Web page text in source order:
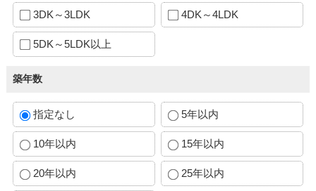
3DK～3LDK 4DK～4LDK
5DK～5LDK以上
築年数
指定なし 5年以内
10年以内 15年以内
20年以内 25年以内